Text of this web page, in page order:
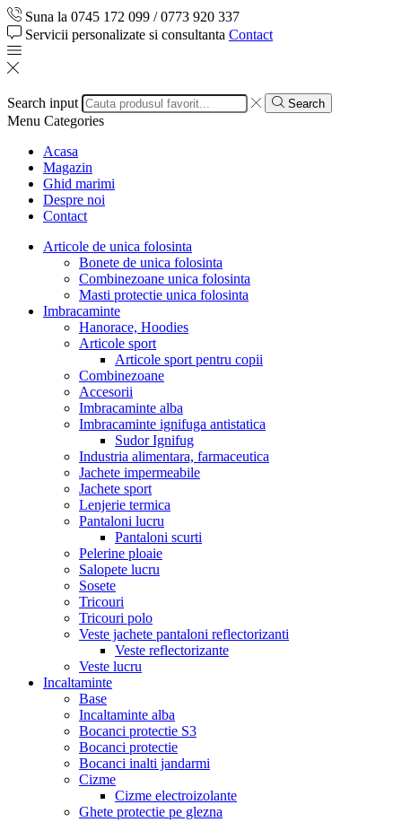
Suna la 0745 172 099 / 0773 920 337
Servicii personalizate si consultanta Contact
Search input Search
Menu Categories
Acasa
Magazin
Ghid marimi
Despre noi
Contact
Articole de unica folosinta
Bonete de unica folosinta
Combinezoane unica folosinta
Masti protectie unica folosinta
Imbracaminte
Hanorace, Hoodies
Articole sport
Articole sport pentru copii
Combinezoane
Accesorii
Imbracaminte alba
Imbracaminte ignifuga antistatica
Sudor Ignifug
Industria alimentara, farmaceutica
Jachete impermeabile
Jachete sport
Lenjerie termica
Pantaloni lucru
Pantaloni scurti
Pelerine ploaie
Salopete lucru
Sosete
Tricouri
Tricouri polo
Veste jachete pantaloni reflectorizanti
Veste reflectorizante
Veste lucru
Incaltaminte
Base
Incaltaminte alba
Bocanci protectie S3
Bocanci protectie
Bocanci inalti jandarmi
Cizme
Cizme electroizolante
Ghete protectie pe glezna